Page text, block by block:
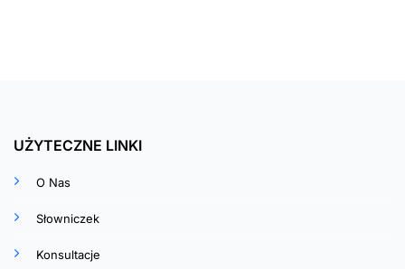
UŻYTECZNE LINKI
O Nas
Słowniczek
Konsultacje